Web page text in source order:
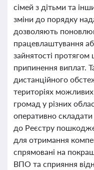
сімей з дітьми та
зміни до порядку
дозволяють
працевлаштування
зайнятості протягом
припинення виплат.
дистанційного
територіях
громад у різних
оперативно
до Реєстру
для отримання
спрямовані на
ВПО та сприяння